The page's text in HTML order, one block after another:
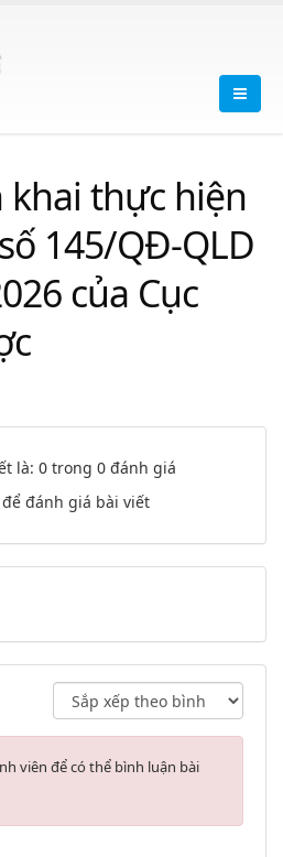
khai thực hiện
145/QĐ-QLD
của Cục
là: 0 trong 0 đánh giá
để đánh giá bài viết
viên để có thể bình luận bài